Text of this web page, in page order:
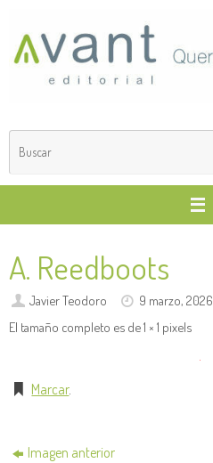
contenido
A. Reedboots
Javier Teodoro
9 marzo, 2026
El tamaño completo es de1 × 1 pixels
Marcar.
Imagen anterior